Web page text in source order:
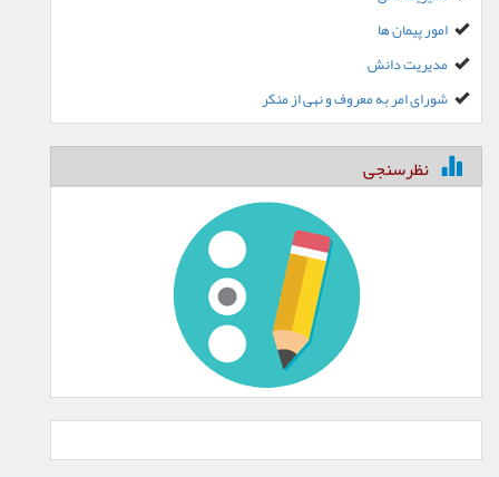
امور پیمان ها
مدیریت دانش
شورای امر به معروف و نهی از منکر
نظرسنجی